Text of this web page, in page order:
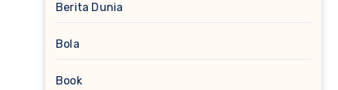
Berita Dunia
Bola
Book